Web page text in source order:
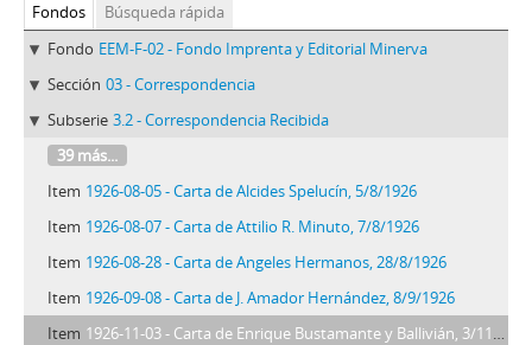
Fondos
Búsqueda rápida
Fondo EEM-F-02 - Fondo Imprenta y Editorial Minerva
Sección 03 - Correspondencia
Subserie 3.2 - Correspondencia Recibida
39 más...
Item 1926-08-05 - Carta de Alcides Spelucín, 5/8/1926
Item 1926-08-07 - Carta de Attilio R. Minuto, 7/8/1926
Item 1926-08-28 - Carta de Angeles Hermanos, 28/8/1926
Item 1926-09-08 - Carta de J. Amador Hernández, 8/9/1926
Item 1926-11-03 - Carta de Enrique Bustamante y Ballivián, 3/11/1926